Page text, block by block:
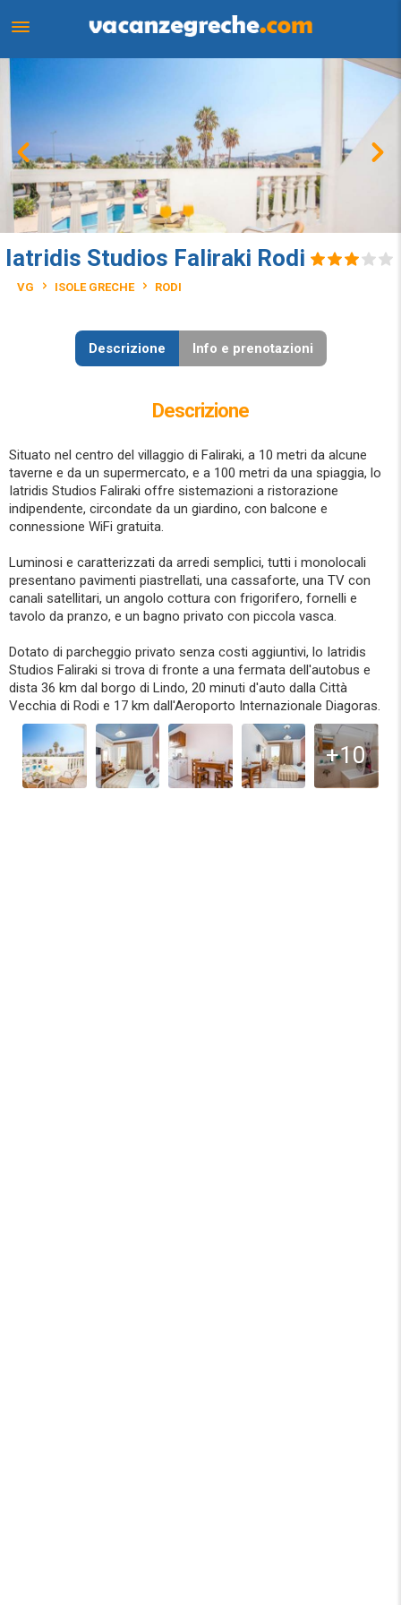
Iatridis Studios Faliraki Rodi
VG ISOLE GRECHE RODI
Descrizione Info e prenotazioni
Descrizione
Situato nel centro del villaggio di Faliraki, a 10 metri da alcune
taverne e da un supermercato, e a 100 metri da una spiaggia, lo
Iatridis Studios Faliraki offre sistemazioni a ristorazione
indipendente, circondate da un giardino, con balcone e
connessione WiFi gratuita.
Luminosi e caratterizzati da arredi semplici, tutti i monolocali
presentano pavimenti piastrellati, una cassaforte, una TV con
canali satellitari, un angolo cottura con frigorifero, fornelli e
tavolo da pranzo, e un bagno privato con piccola vasca.
Dotato di parcheggio privato senza costi aggiuntivi, lo Iatridis
Studios Faliraki si trova di fronte a una fermata dell'autobus e
dista 36 km dal borgo di Lindo, 20 minuti d'auto dalla Città
Vecchia di Rodi e 17 km dall'Aeroporto Internazionale Diagoras.
+10